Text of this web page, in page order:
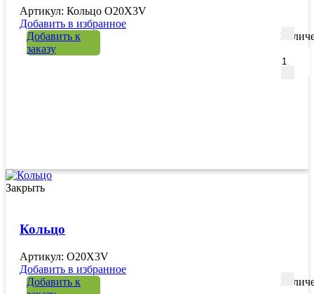
Артикул: Кольцо O20X3V
Добавить в избранное
Добавить к
заказу
Закрыть
Кольцо
Артикул: O20X3V
Добавить в избранное
Добавить к